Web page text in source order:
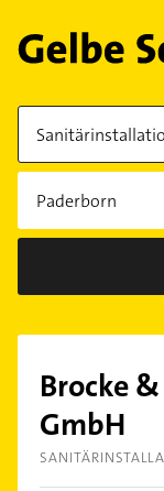
Brocke
GmbH